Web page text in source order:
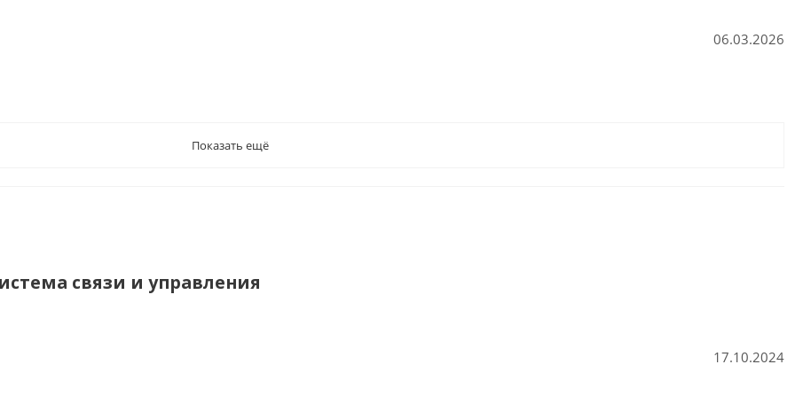
06.03.2026
Показать ещё
связи и управления
17.10.2024